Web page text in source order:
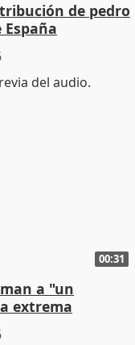
de pedro
00:31
a "un
extrema